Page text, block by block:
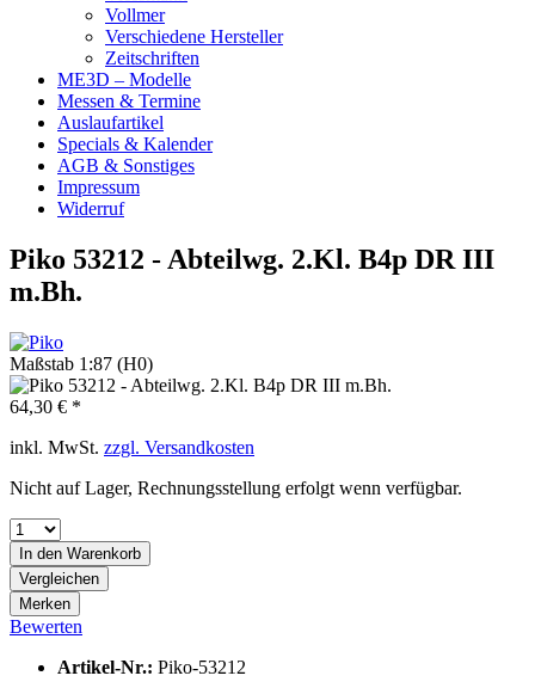
Vollmer
Verschiedene Hersteller
Zeitschriften
ME3D – Modelle
Messen & Termine
Auslaufartikel
Specials & Kalender
AGB & Sonstiges
Impressum
Widerruf
Piko 53212 - Abteilwg. 2.Kl. B4p DR III
m.Bh.
Maßstab 1:87 (H0)
64,30 € *
inkl. MwSt. zzgl. Versandkosten
Nicht auf Lager, Rechnungsstellung erfolgt wenn verfügbar.
In den Warenkorb
Vergleichen
Merken
Bewerten
Artikel-Nr.: Piko-53212